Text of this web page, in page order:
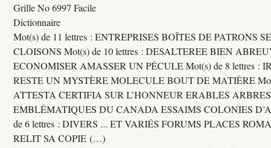
Grille No 6997 Facile
Dictionnaire
Mot(s) de 11 lettres : ENTREPRISES BOÎTES DE PATRONS
CLOISONS Mot(s) de 10 lettres : DESALTEREE BIEN
ECONOMISER AMASSER UN PÉCULE Mot(s) de 8 lettres :
RESTE UN MYSTÈRE MOLECULE BOUT DE MATIÈRE
ATTESTA CERTIFIA SUR L’HONNEUR ERABLES ARBRES
EMBLÉMATIQUES DU CANADA ESSAIMS COLONIES
de 6 lettres : DIVERS ... ET VARIÉS FORUMS PLACES
RELIT SA COPIE (…)